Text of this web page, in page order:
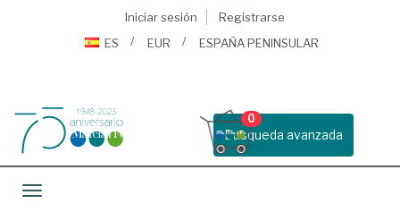
Iniciar sesión
Registrarse
ES
EUR ESPAÑA PENINSULAR
Busqueda avanzada
0
Toggle navigation